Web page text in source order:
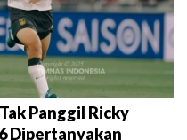
Panggil Ricky
Dipertanyakan